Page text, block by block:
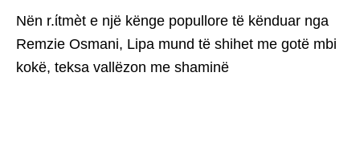
Nën r.ίtmèt e një kënge popullore të kënduar nga
Remzie Osmani, Lipa mund të shihet me gotë mbi
kokë, teksa vallëzon me shaminë